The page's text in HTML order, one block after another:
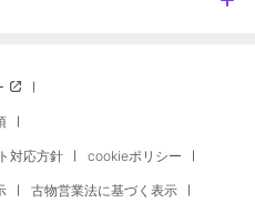
対応方針 cookieポリシー
古物営業法に基づく表示